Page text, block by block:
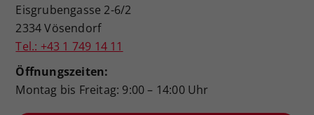
Eisgrubengasse 2-6/2
2334 Vösendorf
Tel.: +43 1 749 14 11
Öffnungszeiten:
Montag bis Freitag: 9:00 – 14:00 Uhr